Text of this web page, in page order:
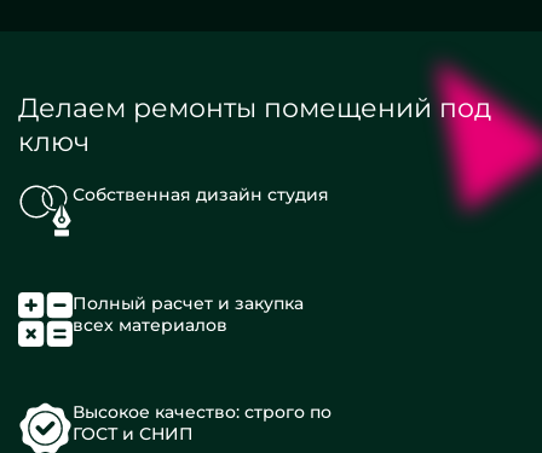
Делаем ремонты помещений под
ключ
Собственная дизайн студия
Полный расчет и закупка
всех материалов
Высокое качество: строго по
ГОСТ и СНИП